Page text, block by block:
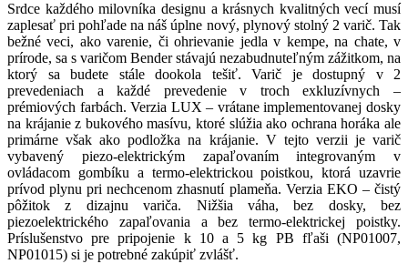
Srdce každého milovníka designu a krásnych kvalitných vecí musí
zaplesať pri pohľade na náš úplne nový, plynový stolný 2 varič. Tak
bežné veci, ako varenie, či ohrievanie jedla v kempe, na chate, v
prírode, sa s varičom Bender stávajú nezabudnuteľným zážitkom, na
ktorý sa budete stále dookola tešiť. Varič je dostupný v 2
prevedeniach a každé prevedenie v troch exkluzívnych –
prémiových farbách. Verzia LUX – vrátane implementovanej dosky
na krájanie z bukového masívu, ktoré slúžia ako ochrana horáka ale
primárne však ako podložka na krájanie. V tejto verzii je varič
vybavený piezo-elektrickým zapaľovaním integrovaným v
ovládacom gombíku a termo-elektrickou poistkou, ktorá uzavrie
prívod plynu pri nechcenom zhasnutí plameňa. Verzia EKO – čistý
pôžitok z dizajnu variča. Nižšia váha, bez dosky, bez
piezoelektrického zapaľovania a bez termo-elektrickej poistky.
Príslušenstvo pre pripojenie k 10 a 5 kg PB fľaši (NP01007,
NP01015) si je potrebné zakúpiť zvlášť.